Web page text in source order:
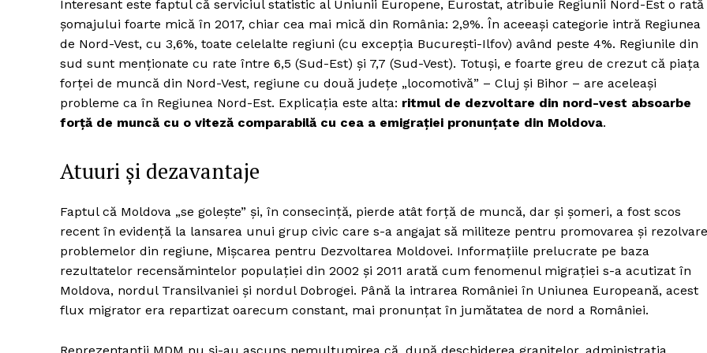
Interesant este faptul că serviciul statistic al Uniunii Europene, Eurostat, atribuie Regiunii Nord-Est o rată
șomajului foarte mică în 2017, chiar cea mai mică din România: 2,9%. În aceeași categorie intră Regiunea
de Nord-Vest, cu 3,6%, toate celelalte regiuni (cu excepția București-Ilfov) având peste 4%. Regiunile din
sud sunt menționate cu rate între 6,5 (Sud-Est) și 7,7 (Sud-Vest). Totuși, e foarte greu de crezut că piața
forței de muncă din Nord-Vest, regiune cu două județe „locomotivă” – Cluj și Bihor – are aceleași
probleme ca în Regiunea Nord-Est. Explicația este alta: ritmul de dezvoltare din nord-vest absoarbe
forță de muncă cu o viteză comparabilă cu cea a emigrației pronunțate din Moldova.
Atuuri și dezavantaje
Faptul că Moldova „se golește” și, în consecință, pierde atât forță de muncă, dar și șomeri, a fost scos
recent în evidență la lansarea unui grup civic care s-a angajat să militeze pentru promovarea și
problemelor din regiune, Mișcarea pentru Dezvoltarea Moldovei. Informațiile prelucrate pe baza
rezultatelor recensămintelor populației din 2002 și 2011 arată cum fenomenul migrației s-a acutizat în
Moldova, nordul Transilvaniei și nordul Dobrogei. Până la intrarea României în Uniunea Europeană, acest
flux migrator era repartizat oarecum constant, mai pronunțat în jumătatea de nord a României.